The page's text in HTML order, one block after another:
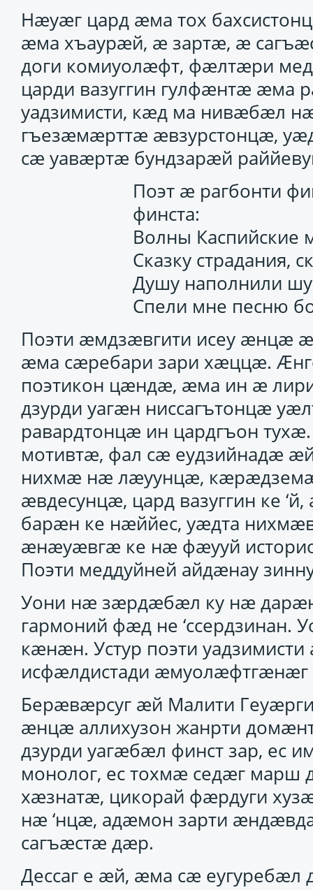
Нӕуӕг цард ӕма тох
ӕма хъаурӕй, ӕ зартӕ, ӕ
доги комиуолӕфт, фӕлтӕри
царди вазуггин гулфӕнтӕ
уадзимисти, кӕд ма нивӕбӕл
гъезӕмӕрттӕ ӕвзурстонцӕ,
сӕ уавӕртӕ бундзарӕй
Поэт ӕ рагбонти
финста:
Волны Каспийские
Сказку страдания,
Душу наполнили
Спели мне песню
Поэти ӕмдзӕвгити исеу ӕнцӕ
ӕма сӕребари зари хӕццӕ.
поэтикон цӕндӕ, ӕма ин ӕ
дзурди уагӕн ниссагътонцӕ
равардтонцӕ ин цардгъон
мотивтӕ, фал сӕ еудзийнадӕ
нихмӕ нӕ лӕуунцӕ,
ӕвдесунцӕ, цард вазуггин ке
барӕн ке нӕййес, уӕдта
ӕнӕуӕвгӕ ке нӕ фӕууй
Поэти меддуйней айдӕнау
Уони нӕ зӕрдӕбӕл ку нӕ
гармоний фӕд не ‘ссердзинан.
кӕнӕн. Устур поэти
исфӕлдистади ӕмуолӕфтгӕнӕг
Берӕвӕрсуг ӕй Малити
ӕнцӕ аллихузон жанрти
дзурди уагӕбӕл финст зар, ес
монолог, ес тохмӕ седӕг
хӕзнатӕ, цикорай фӕрдуги
нӕ ‘нцӕ, адӕмон зарти
сагъӕстӕ дӕр.
Дессаг е ӕй, ӕма сӕ еугуребӕл